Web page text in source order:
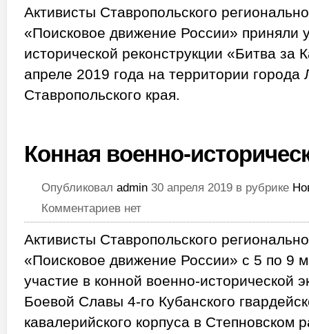
Активисты Ставропольского
«Поисковое движение России» приняли
исторической реконструкции «Битва за
апреле 2019 года на территории города
Ставропольского края.
Конная военно-
Опубликовал admin 30 апреля 2019 в рубрике
Комментариев нет
Активисты Ставропольского
«Поисковое движение России» с 5 по 9
участие в конной военно-исторической
Боевой Славы 4-го Кубанского
кавалерийского корпуса в Степновском